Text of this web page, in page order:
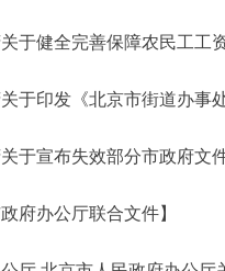
健全完善保障农民工工
印发《北京市街道办事
宣布失效部分市政府文
办公厅联合文件】